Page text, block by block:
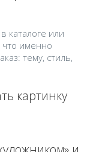
каталоге или
что именно
тему, стиль,
картинку